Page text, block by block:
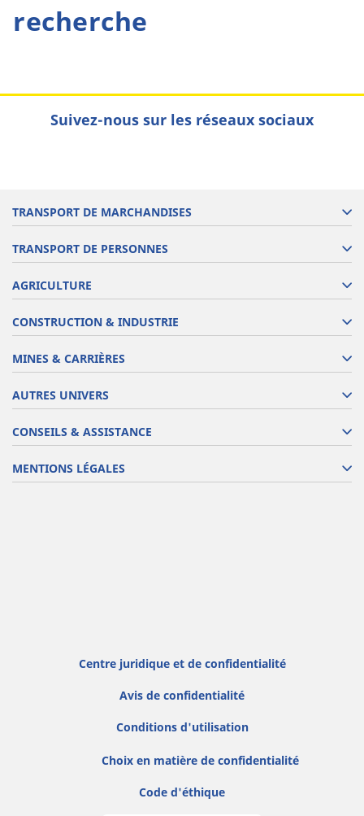
recherche
Suivez-nous sur les réseaux sociaux
TRANSPORT DE MARCHANDISES
TRANSPORT DE PERSONNES
AGRICULTURE
CONSTRUCTION & INDUSTRIE
MINES & CARRIÈRES
AUTRES UNIVERS
CONSEILS & ASSISTANCE
MENTIONS LÉGALES
Centre juridique et de confidentialité
Avis de confidentialité
Conditions d'utilisation
Choix en matière de confidentialité
Code d'éthique